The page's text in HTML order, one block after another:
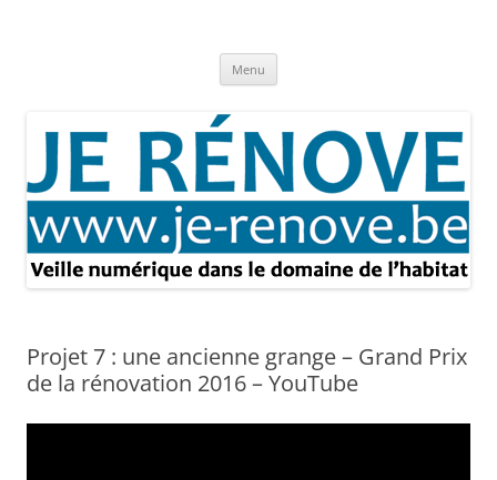
Menu
Projet 7 : une ancienne grange – Grand Prix
de la rénovation 2016 – YouTube